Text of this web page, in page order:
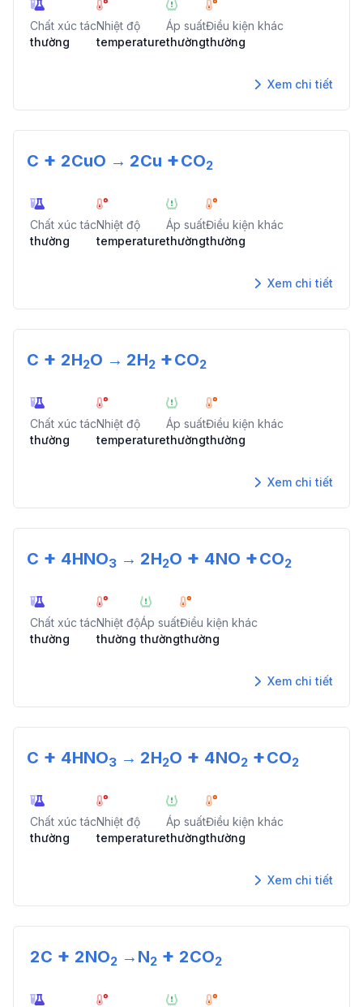
Chất xúc tác
thường
Nhiệt độ
temperature
Áp suất
thường
Điều kiện khác
thường
Xem chi tiết
C + 2CuO → 2Cu +CO2
Chất xúc tác
thường
Nhiệt độ
temperature
Áp suất
thường
Điều kiện khác
thường
Xem chi tiết
C + 2H2O → 2H2 +CO2
Chất xúc tác
thường
Nhiệt độ
temperature
Áp suất
thường
Điều kiện khác
thường
Xem chi tiết
C + 4HNO3 → 2H2O + 4NO +CO2
Chất xúc tác
thường
Nhiệt độ
thường
Áp suất
thường
Điều kiện khác
thường
Xem chi tiết
C + 4HNO3 → 2H2O + 4NO2 +CO2
Chất xúc tác
thường
Nhiệt độ
temperature
Áp suất
thường
Điều kiện khác
thường
Xem chi tiết
2C + 2NO2 →N2 + 2CO2